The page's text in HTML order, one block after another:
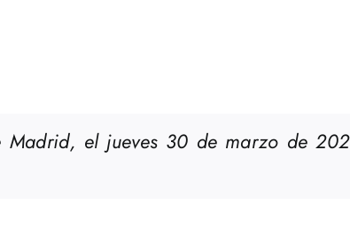
Madrid, el jueves 30 de marzo de